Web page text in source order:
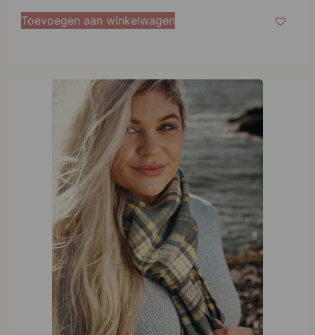
Toevoegen aan winkelwagen